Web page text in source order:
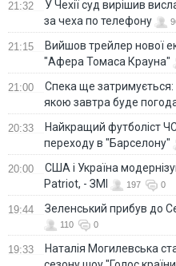
21:32
У Чехії суд вирішив
за чеха по телефону
21:15
Вийшов трейлер нової
"Афера Томаса Крауна"
21:00
Спека ще затримується:
якою завтра буде погода
20:33
Найкращий футболіст
переходу в "Барселону"
20:00
США і Україна
Patriot, - ЗМІ
197 0
19:44 Зеленський прибув до
110 0
19:33
Наталія Могилевська